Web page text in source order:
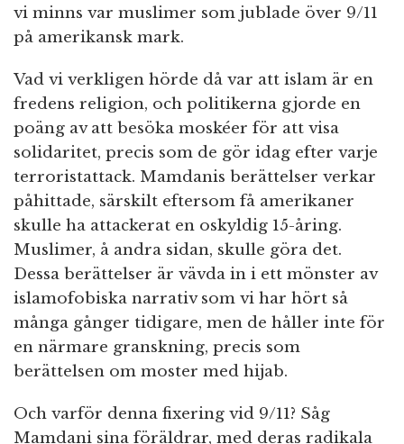
vi minns var muslimer som jublade över 9/11
på amerikansk mark.
Vad vi verkligen hörde då var att islam är en
fredens religion, och politikerna gjorde en
poäng av att besöka moskéer för att visa
solidaritet, precis som de gör idag efter varje
terroristattack. Mamdanis berättelser verkar
påhittade, särskilt eftersom få amerikaner
skulle ha attackerat en oskyldig 15-åring.
Muslimer, å andra sidan, skulle göra det.
Dessa berättelser är vävda in i ett mönster av
islamofobiska narrativ som vi har hört så
många gånger tidigare, men de håller inte för
en närmare granskning, precis som
berättelsen om moster med hijab.
Och varför denna fixering vid 9/11? Såg
Mamdani sina föräldrar, med deras radikala